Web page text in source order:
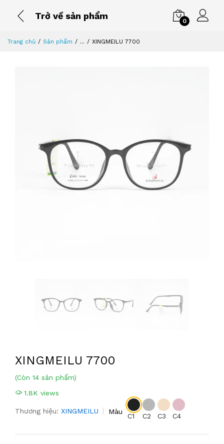
Trở về sản phẩm
0
Trang chủ Sản phẩm ... XINGMEILU 7700
XINGMEILU 7700
(Còn 14 sản phẩm)
1.8K views
Thương hiệu: XINGMEILU Màu
C1 C2 C3 C4